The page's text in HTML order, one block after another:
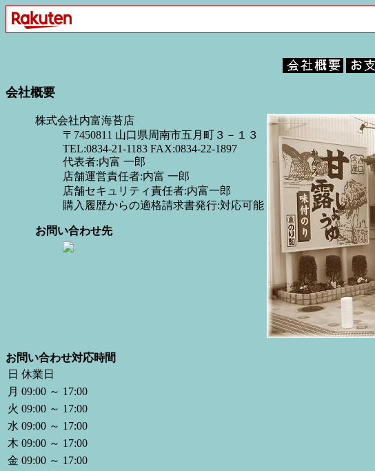
会社概要
株式会社内富海苔店
〒7450811 山口県周南市五月町３－１３
TEL:0834-21-1183 FAX:0834-22-1897
代表者:内富 一郎
店舗運営責任者:内富 一郎
店舗セキュリティ責任者:内富一郎
購入履歴からの適格請求書発行:対応可能
お問い合わせ先
お問い合わせ対応時間
日 休業日
月 09:00 ～ 17:00
火 09:00 ～ 17:00
水 09:00 ～ 17:00
木 09:00 ～ 17:00
金 09:00 ～ 17:00